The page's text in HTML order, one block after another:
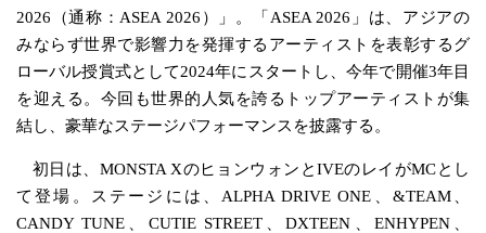
2026（通称：ASEA 2026）」。「ASEA 2026」は、アジアの
みならず世界で影響力を発揮するアーティストを表彰するグ
ローバル授賞式として2024年にスタートし、今年で開催3年目
を迎える。今回も世界的人気を誇るトップアーティストが集
結し、豪華なステージパフォーマンスを披露する。
初日は、MONSTA XのヒョンウォンとIVEのレイがMCとし
て登場。ステージには、ALPHA DRIVE ONE、&TEAM、
CANDY TUNE、CUTIE STREET、DXTEEN、ENHYPEN、